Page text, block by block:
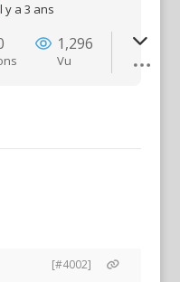
y a 3 ans
1,296
Vu
[#4002]